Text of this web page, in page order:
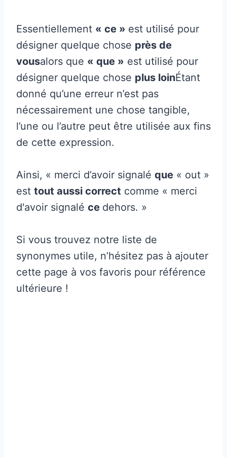
Essentiellement « ce » est utilisé pour
désigner quelque chose près de
vousalors que « que » est utilisé pour
désigner quelque chose plus loinÉtant
donné qu’une erreur n’est pas
nécessairement une chose tangible,
l’une ou l’autre peut être utilisée aux fins
de cette expression.
Ainsi, « merci d’avoir signalé que « out »
est tout aussi correct comme « merci
d'avoir signalé ce dehors. »
Si vous trouvez notre liste de
synonymes utile, n’hésitez pas à ajouter
cette page à vos favoris pour référence
ultérieure !